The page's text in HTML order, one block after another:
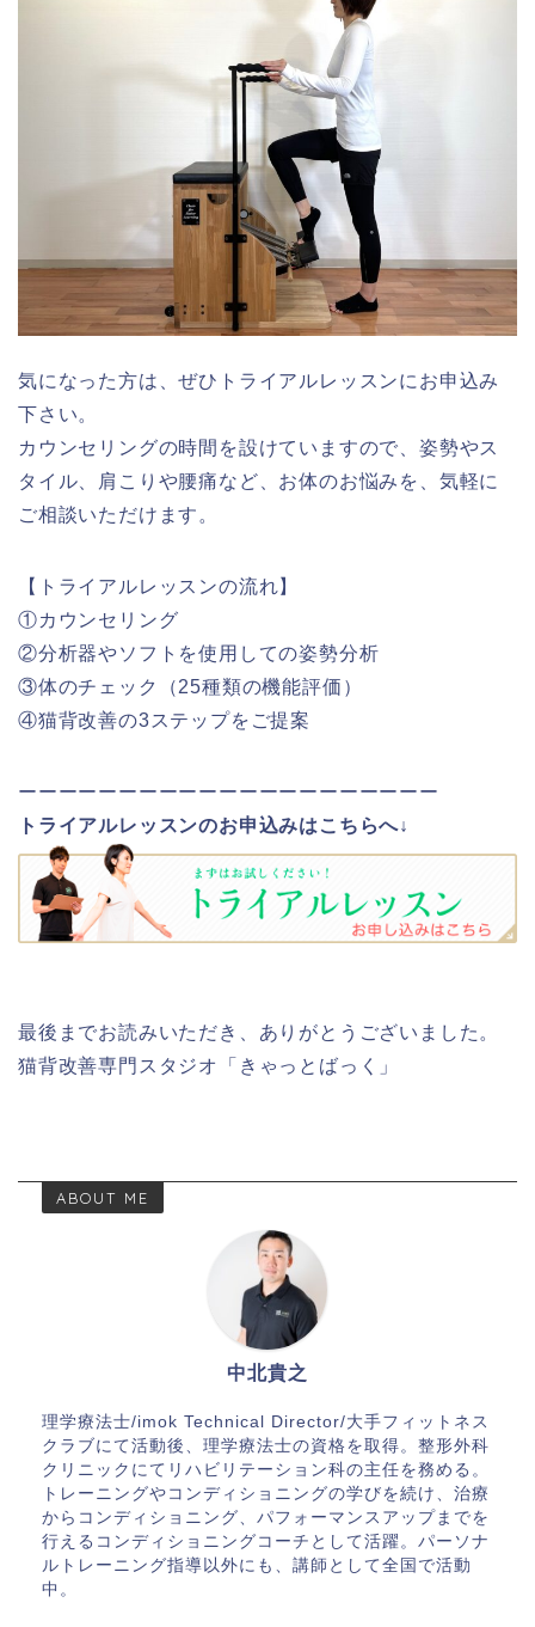
気になった方は、ぜひトライアルレッスンにお申込み
下さい。
カウンセリングの時間を設けていますので、姿勢やス
タイル、肩こりや腰痛など、お体のお悩みを、気軽に
ご相談いただけます。
【トライアルレッスンの流れ】
①カウンセリング
②分析器やソフトを使用しての姿勢分析
③体のチェック（25種類の機能評価）
④猫背改善の3ステップをご提案
ーーーーーーーーーーーーーーーーーーーーー
トライアルレッスンのお申込みはこちらへ↓
最後までお読みいただき、ありがとうございました。
猫背改善専門スタジオ「きゃっとばっく」
ABOUT ME
中北貴之
理学療法士/imok Technical Director/大手フィットネス
クラブにて活動後、理学療法士の資格を取得。整形外科
クリニックにてリハビリテーション科の主任を務める。
トレーニングやコンディショニングの学びを続け、治療
からコンディショニング、パフォーマンスアップまでを
行えるコンディショニングコーチとして活躍。パーソナ
ルトレーニング指導以外にも、講師として全国で活動
中。